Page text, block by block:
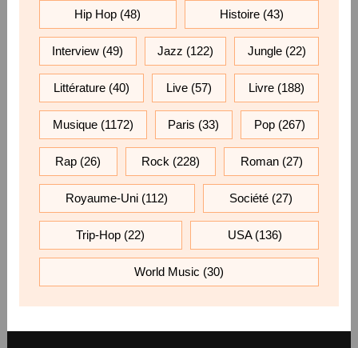
Hip Hop (48) Histoire(43)
Interview (49) Jazz (122) Jungle(22)
Littérature(40) Live (57) Livre (188)
Musique(1172) Paris (33) Pop (267)
Rap (26) Rock (228) Roman(27)
Royaume-Uni (112) Société(27)
Trip-Hop (22) USA(136)
World Music (30)